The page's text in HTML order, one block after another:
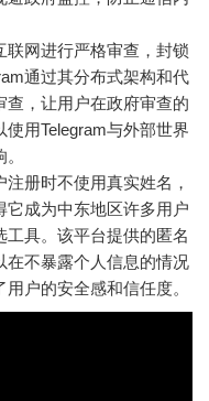
联网进行严格审查，封锁
通过其分布式架构和代
，让用户在政府审查的
用Telegram与外部世界
注册时不使用真实姓名，
它成为中东地区许多用户
具。该平台提供的匿名
在不暴露个人信息的情况
户的安全感和信任度。